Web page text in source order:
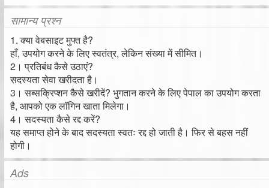
सामान्य प्रश्न
1. क्या वेबसाइट मुफ्त है?
हाँ, उपयोग करने के लिए स्वतंत्र, लेकिन संख्या में सीमित।
2। प्रतिबंध कैसे उठाएं?
सदस्यता सेवा खरीदता है।
3। सब्सक्रिप्शन कैसे खरीदें? भुगतान करने के लिए पेपाल का उपयोग करता
है, आपको एक लॉगिन खाता मिलेगा।
4। सदस्यता कैसे रद्द करें?
यह समाप्त होने के बाद सदस्यता स्वतः रद्द हो जाती है। फिर से बहस नहीं
होगी।
Ads